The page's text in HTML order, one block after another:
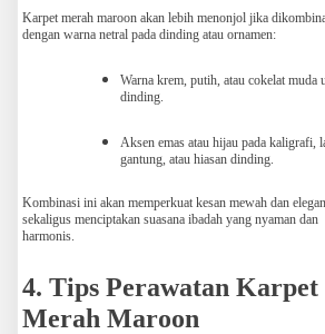
Karpet merah maroon akan lebih menonjol jika
dengan warna netral pada dinding atau ornamen:
Warna krem, putih, atau cokelat muda
dinding.
Aksen emas atau hijau pada kaligrafi,
gantung, atau hiasan dinding.
Kombinasi ini akan memperkuat kesan mewah dan
sekaligus menciptakan suasana ibadah yang nyaman dan
harmonis.
4. Tips Perawatan Karpet
Merah Maroon